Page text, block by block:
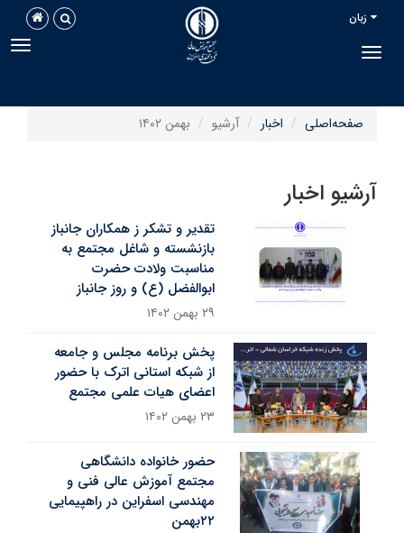
Toggle navigation
صفحه‌اصلی اخبار آرشیو بهمن ۱۴۰۲
اخبار
تقدیر و تشکر ز همکاران جانباز
بازنشسته و شاغل مجتمع به
مناسبت ولادت حضرت
ابوالفضل (ع) و روز جانباز
پخش برنامه مجلس و جامعه
از شبکه استانی اترک با حضور
اعضای هیات علمی مجتمع
۲۳ بهمن ۱۴۰۲
حضور خانواده دانشگاهی
مجتمع آموزش عالی فنی و
مهندسی اسفراین در راهپیمایی
۲۲بهمن